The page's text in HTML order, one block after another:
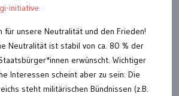
initiative.
für unsere Neutralität und den Frieden!
Neutralität ist stabil von ca. 80 % der
erwünscht. Wichtiger
Interessen scheint aber zu sein: Die
steht militärischen Bündnissen (z.B.